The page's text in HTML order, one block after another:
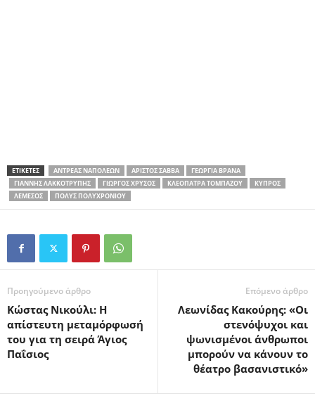
ΕΤΙΚΕΤΕΣ ΑΝΤΡΈΑΣ ΝΑΠΟΛΈΩΝ ΑΡΊΣΤΟΣ ΣΆΒΒΑ
ΓΕΩΡΓΊΑ ΒΡΑΝΆ
ΓΙΆΝΝΗΣ ΛΑΚΚΟΤΡΎΠΗΣ
ΓΙΏΡΓΟΣ ΧΡΥΣΌΣ ΚΛΕΟΠΆΤΡΑ ΤΟΜΠΆΖΟΥ
ΚΎΠΡΟΣ
ΛΕΜΕΣΌΣ
ΠΌΛΥΣ ΠΟΛΥΧΡΟΝΊΟΥ
Προηγούμενο άρθρο
Κώστας Νικούλι: Η
απίστευτη μεταμόρφωσή
του για τη σειρά Άγιος
Παΐσιος
Επόμενο άρθρο
Λεωνίδας Κακούρης: «Οι
στενόψυχοι και
ψωνισμένοι άνθρωποι
μπορούν να κάνουν το
θέατρο βασανιστικό»